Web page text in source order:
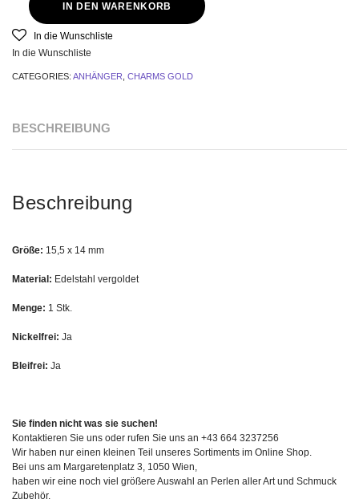
Seestern
Edelstahl
vergoldet
quantity
IN DEN WARENKORB
In die Wunschliste
In die Wunschliste
CATEGORIES: ANHÄNGER, CHARMS GOLD
BESCHREIBUNG
Beschreibung
Größe: 15,5 x 14 mm
Material: Edelstahl vergoldet
Menge: 1 Stk.
Nickelfrei: Ja
Bleifrei: Ja
Sie finden nicht was sie suchen!
Kontaktieren Sie uns oder rufen Sie uns an +43 664 3237256
Wir haben nur einen kleinen Teil unseres Sortiments im Online Shop.
Bei uns am Margaretenplatz 3, 1050 Wien,
haben wir eine noch viel größere Auswahl an Perlen aller Art und Schmuck
Zubehör.